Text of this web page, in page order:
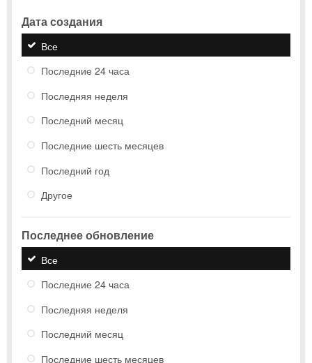
Дата создания
Все
Последние 24 часа
Последняя неделя
Последний месяц
Последние шесть месяцев
Последний год
Другое
Последнее обновление
Все
Последние 24 часа
Последняя неделя
Последний месяц
Последние шесть месяцев